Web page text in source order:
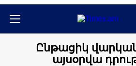
Ընթացիկ
այսօրվա